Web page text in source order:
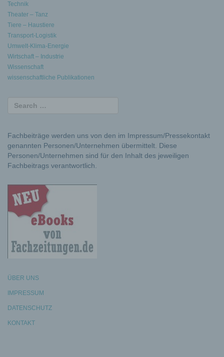
Technik
Theater – Tanz
Tiere – Haustiere
Transport-Logistik
Umwelt-Klima-Energie
Wirtschaft – Industrie
Wissenschaft
wissenschaftliche Publikationen
Fachbeiträge werden uns von den im Impressum/Pressekontakt
genannten Personen/Unternehmen übermittelt. Diese
Personen/Unternehmen sind für den Inhalt des jeweiligen
Fachbeitrags verantwortlich.
ÜBER UNS
IMPRESSUM
DATENSCHUTZ
KONTAKT